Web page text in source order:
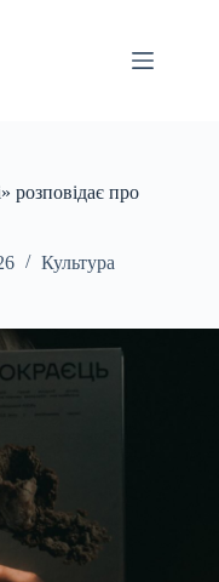
розповідає про
Культура